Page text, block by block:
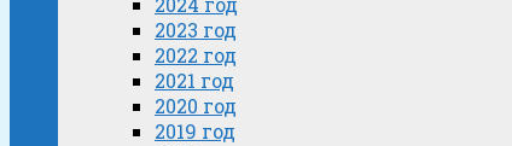
2023 год
2022 год
2021 год
2020 год
2019 год